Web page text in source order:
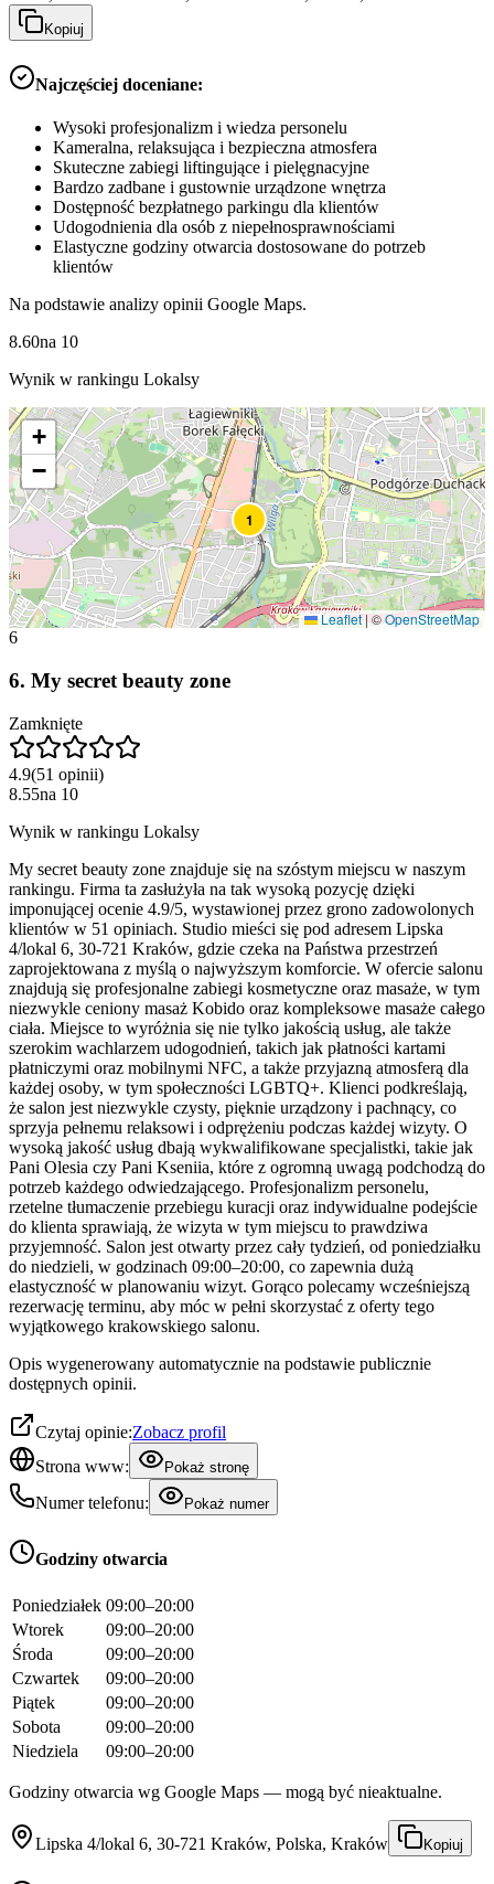
Kopiuj
Najczęściej doceniane:
Wysoki profesjonalizm i wiedza personelu
Kameralna, relaksująca i bezpieczna atmosfera
Skuteczne zabiegi liftingujące i pielęgnacyjne
Bardzo zadbane i gustownie urządzone wnętrza
Dostępność bezpłatnego parkingu dla klientów
Udogodnienia dla osób z niepełnosprawnościami
Elastyczne godziny otwarcia dostosowane do potrzeb
klientów
Na podstawie analizy opinii Google Maps.
8.60na 10
Wynik w rankingu Lokalsy
1
+
−
Leaflet|©OpenStreetMap
6
6. My secret beauty zone
Zamknięte
4.9(51 opinii)
8.55na 10
Wynik w rankingu Lokalsy
My secret beauty zone znajduje się na szóstym miejscu w naszym
rankingu. Firma ta zasłużyła na tak wysoką pozycję dzięki
imponującej ocenie 4.9/5, wystawionej przez grono zadowolonych
klientów w 51 opiniach. Studio mieści się pod adresem Lipska
4/lokal 6, 30-721 Kraków, gdzie czeka na Państwa przestrzeń
zaprojektowana z myślą o najwyższym komforcie. W ofercie salonu
znajdują się profesjonalne zabiegi kosmetyczne oraz masaże, w tym
niezwykle ceniony masaż Kobido oraz kompleksowe masaże całego
ciała. Miejsce to wyróżnia się nie tylko jakością usług, ale także
szerokim wachlarzem udogodnień, takich jak płatności kartami
płatniczymi oraz mobilnymi NFC, a także przyjazną atmosferą dla
każdej osoby, w tym społeczności LGBTQ+. Klienci podkreślają,
że salon jest niezwykle czysty, pięknie urządzony i pachnący, co
sprzyja pełnemu relaksowi i odprężeniu podczas każdej wizyty. O
wysoką jakość usług dbają wykwalifikowane specjalistki, takie jak
Pani Olesia czy Pani Kseniia, które z ogromną uwagą podchodzą do
potrzeb każdego odwiedzającego. Profesjonalizm personelu,
rzetelne tłumaczenie przebiegu kuracji oraz indywidualne podejście
do klienta sprawiają, że wizyta w tym miejscu to prawdziwa
przyjemność. Salon jest otwarty przez cały tydzień, od poniedziałku
do niedzieli, w godzinach 09:00–20:00, co zapewnia dużą
elastyczność w planowaniu wizyt. Gorąco polecamy wcześniejszą
rezerwację terminu, aby móc w pełni skorzystać z oferty tego
wyjątkowego krakowskiego salonu.
Opis wygenerowany automatycznie na podstawie publicznie
dostępnych opinii.
Czytaj opinie:Zobacz profil
Strona www:
Pokaż stronę
Numer telefonu: Pokaż numer
Godziny otwarcia
Poniedziałek 09:00–20:00
Wtorek
09:00–20:00
Środa
09:00–20:00
Czwartek
09:00–20:00
Piątek
09:00–20:00
Sobota
09:00–20:00
Niedziela
09:00–20:00
Godziny otwarcia wg Google Maps — mogą być nieaktualne.
Lipska 4/lokal 6, 30-721 Kraków, Polska, Kraków Kopiuj